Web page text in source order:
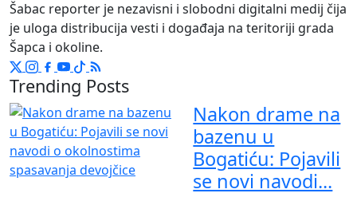
Šabac reporter je nezavisni i slobodni digitalni medij čija
je uloga distribucija vesti i događaja na teritoriji grada
Šapca i okoline.
Trending Posts
Nakon drame na
bazenu u
Bogatiću: Pojavili
se novi navodi...